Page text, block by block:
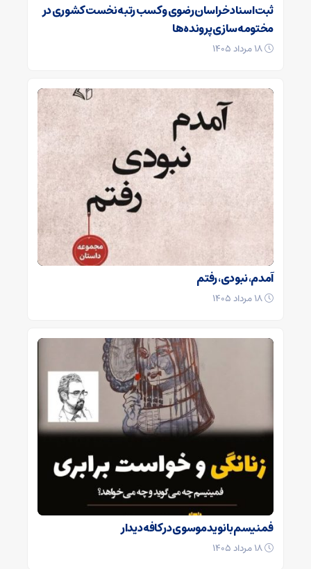
ثبت اسناد خراسان رضوی و کسب رتبه نخست کشوری در
مختومه‌سازی پرونده‌ها
آمدم‌، نبودی، رفتم
فمنیسم با نوید موسوی در کافه دیدار